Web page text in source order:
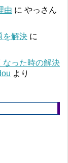
由 に やっさん
を解決 に
なった時の解決
より